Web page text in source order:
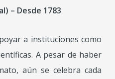
– Desde 1783
a instituciones como
A pesar de haber
aún se celebra cada